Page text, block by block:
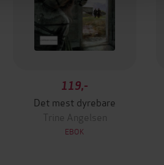
119,-
Det mest dyrebare
Trine Angelsen
EBOK